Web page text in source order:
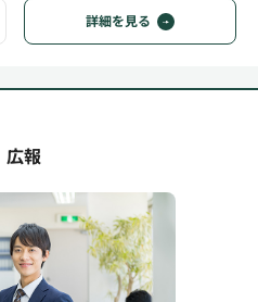
詳細を見る
広報